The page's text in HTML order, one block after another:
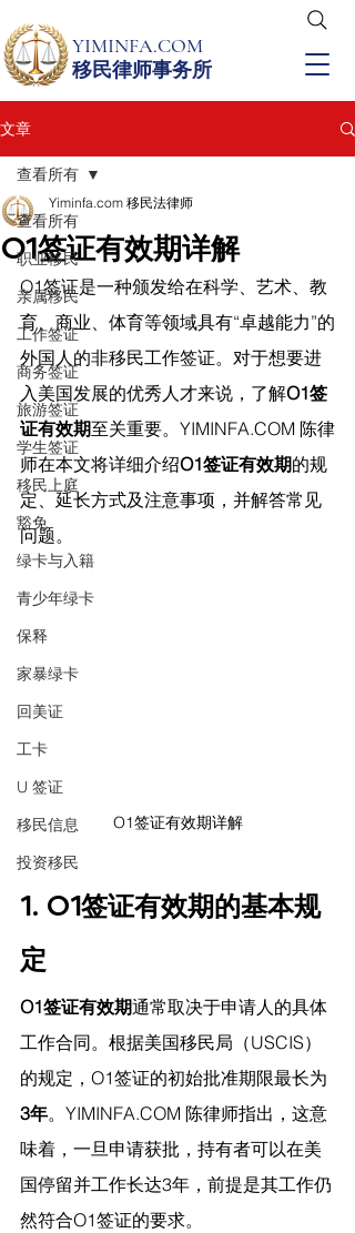
YIMINFA.COM
移民律师事务所
文章
查看所有
职业移民
亲属移民
工作签证
商务签证
旅游签证
学生签证
移民上庭
豁免
绿卡与入籍
青少年绿卡
保释
家暴绿卡
回美证
工卡
U 签证
移民信息
投资移民
查看所有
O1签证有效期详解
Yiminfa.com 移民法律师
O1签证是一种颁发给在科学、艺术、教
育、商业、体育等领域具有“卓越能力”的
外国人的非移民工作签证。对于想要进
入美国发展的优秀人才来说，了解O1签
证有效期至关重要。 YIMINFA.COM 陈律
师在本文将详细介绍O1签证有效期的规
定、延长方式及注意事项，并解答常见
问题。
O1签证有效期详解
1. O1签证有效期的基本规
定
O1签证有效期通常取决于申请人的具体
工作合同。根据美国移民局（USCIS）
的规定，O1签证的初始批准期限最长为
3年。 YIMINFA.COM 陈律师指出， 这意
味着，一旦申请获批，持有者可以在美
国停留并工作长达3年，前提是其工作仍
然符合O1签证的要求。